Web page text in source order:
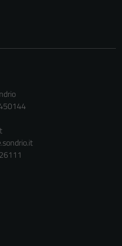
funzionamento
Questi cookie
personali.